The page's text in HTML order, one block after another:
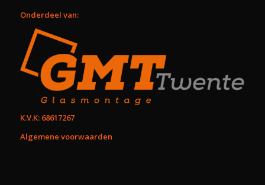
Onderdeel van:
K.V.K: 68617267
Algemene voorwaarden